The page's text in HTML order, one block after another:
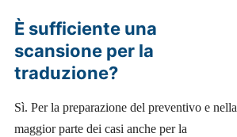
È sufficiente una
scansione per la
traduzione?
Sì. Per la preparazione del preventivo e nella
maggior parte dei casi anche per la